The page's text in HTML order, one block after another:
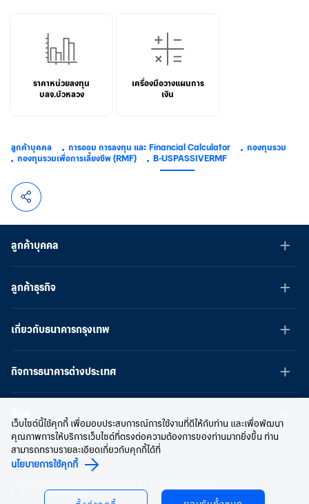
ราคาหน่วยลงทุน
บลจ.บัวหลวง
เครื่องมือวางแผนการ
เงิน
ลูกค้าบุคคล การออม การลงทุน และ Financial Calculator
กองทุนรวม
กองทุนรวมเพื่อการเลี้ยงชีพ (RMF)
B-USPASSIVERMF
ลูกค้าบุคคล
ลูกค้าธุรกิจ
เกี่ยวกับธนาคารกรุงเทพ
กิจการธนาคารต่างประเทศ
สงวนลิขสิทธิ์ พ.ศ.2566 บมจ.ธนาคารกรุงเทพ
เงื่อนไขการใช้เว็บไซต์
เว็บไซต์นี้ใช้คุกกี้ เพื่อมอบประสบการณ์การใช้งานที่ดีให้กับท่าน และเพื่อพัฒนา
คุณภาพการให้บริการเว็บไซต์ที่ตรงต่อความต้องการของท่านมากยิ่งขึ้น ท่าน
สามารถทราบรายละเอียดเกี่ยวกับคุกกี้ได้ที่
นโยบายการใช้คุกกี้